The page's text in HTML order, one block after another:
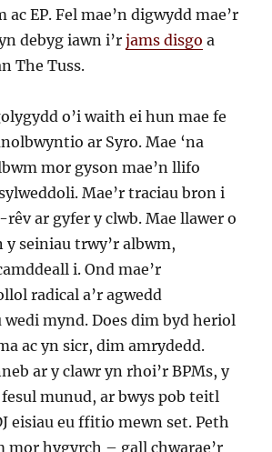
EP. Fel mae’n digwydd mae’r
debyg iawn i’rjams disgo a
The Tuss.
o’i waith ei hun mae fe
ar Syro. Mae ‘na
mor gyson mae’n llifo
Mae’r traciau bron i
ar gyfer y clwb. Mae llawer o
seiniau trwy’r albwm,
i. Ond mae’r
radical a’r agwedd
wedi mynd. Does dim byd heriol
ac yn sicr, dim amrydedd.
ar y clawr yn rhoi’r BPMs, y
munud, ar bwys pob teitl
eisiau eu ffitio mewn set. Peth
mor hygyrch – gall chwarae’r